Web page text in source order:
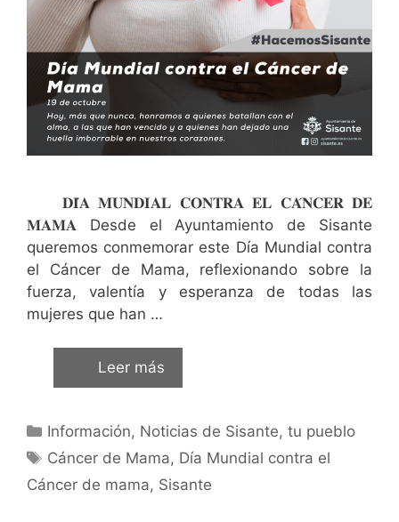
𝐃𝐈́𝐀 𝐌𝐔𝐍𝐃𝐈𝐀𝐋 𝐂𝐎𝐍𝐓𝐑𝐀 𝐄𝐋 𝐂𝐀́𝐍𝐂𝐄𝐑 𝐃𝐄
𝐌𝐀𝐌𝐀 Desde el Ayuntamiento de Sisante
queremos conmemorar este Día Mundial contra
el Cáncer de Mama, reflexionando sobre la
fuerza, valentía y esperanza de todas las
mujeres que han …
Leer más
Información, Noticias de Sisante, tu pueblo
Cáncer de Mama, Día Mundial contra el
Cáncer de mama, Sisante